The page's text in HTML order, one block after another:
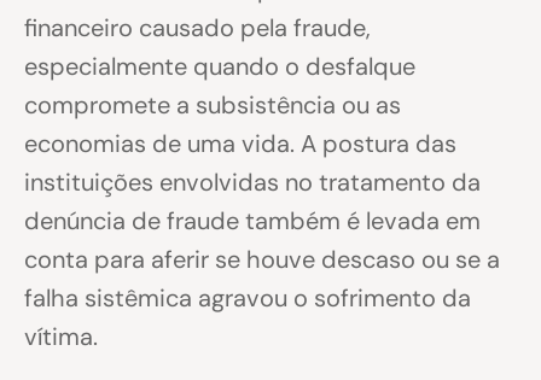
financeiro causado pela fraude,
especialmente quando o desfalque
compromete a subsistência ou as
economias de uma vida. A postura das
instituições envolvidas no tratamento da
denúncia de fraude também é levada em
conta para aferir se houve descaso ou se a
falha sistêmica agravou o sofrimento da
vítima.